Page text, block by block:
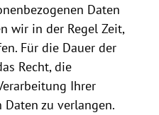
Daten
wir in der Regel Zeit,
Für die Dauer der
Recht, die
Ihrer
Daten zu verlangen.